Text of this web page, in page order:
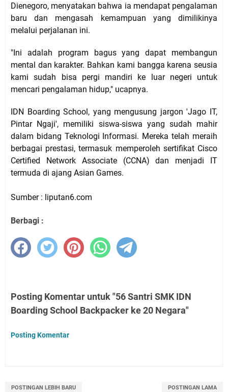
Dienegoro, menyatakan bahwa ia mendapat pengalaman
baru dan mengasah kemampuan yang dimilikinya
melalui perjalanan ini.
"Ini adalah program bagus yang dapat membangun
mental dan karakter. Bahkan kami bangga karena seusia
kami sudah bisa pergi mandiri ke luar negeri untuk
mencari pengalaman hidup," ucapnya.
IDN Boarding School, yang mengusung jargon 'Jago IT,
Pintar Ngaji', memiliki siswa-siswa yang sudah mahir
dalam bidang Teknologi Informasi. Mereka telah meraih
berbagai prestasi, termasuk memperoleh sertifikat Cisco
Certified Network Associate (CCNA) dan menjadi IT
termuda di ajang Asian Games.
Sumber : liputan6.com
Berbagi :
Posting Komentar untuk "56 Santri SMK IDN
Boarding School Backpacker ke 20 Negara"
Posting Komentar
POSTINGAN LEBIH BARU POSTINGAN LAMA